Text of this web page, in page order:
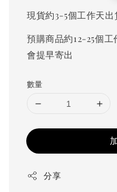
現貨約3-5個工作天出
預購商品約12-25個
會提早寄出
數量
分享